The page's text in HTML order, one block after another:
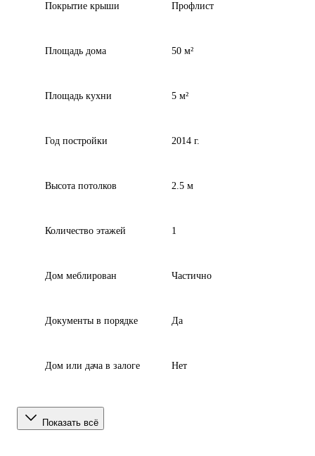
Покрытие крыши Профлист
Площадь дома 50 м²
Площадь кухни 5 м²
Год постройки 2014 г.
Высота потолков 2.5 м
Количество этажей 1
Дом меблирован Частично
Документы в порядке Да
Дом или дача в залоге Нет
Показать всё